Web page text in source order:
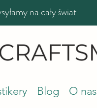
na cały świat
Blog O nas